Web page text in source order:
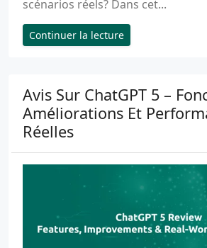
scénarios réels? Dans cet...
Continuer la lecture
Avis Sur ChatGPT 5 –
Améliorations Et
Réelles